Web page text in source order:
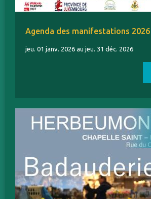
Agenda des manifestations 2026
jeu. 01 janv. 2026 au jeu. 31 déc. 2026